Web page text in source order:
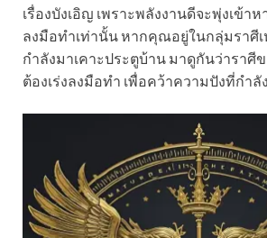
เรื่องบังเอิญ เพราะพลังงานดีจะพุ่งเข้า
ลงมือทำเท่านั้น หากคุณอยู่ในกลุ่มราศี
กำลังมาเคาะประตูบ้าน มาดูกันว่าราศี
ต้องเร่งลงมือทำ เพื่อคว้าความปังที่กำลั